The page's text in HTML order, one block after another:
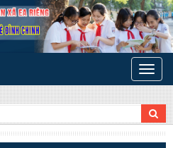
Toggle